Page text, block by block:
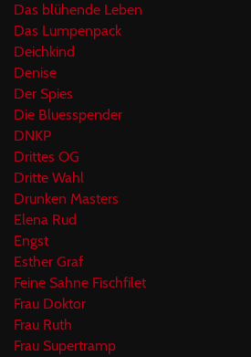
Das blühende Leben
Das Lumpenpack
Deichkind
Denise
Der Spies
Die Bluesspender
DNKP
Drittes OG
Dritte Wahl
Drunken Masters
Elena Rud
Engst
Esther Graf
Feine Sahne Fischfilet
Frau Doktor
Frau Ruth
Frau Supertramp